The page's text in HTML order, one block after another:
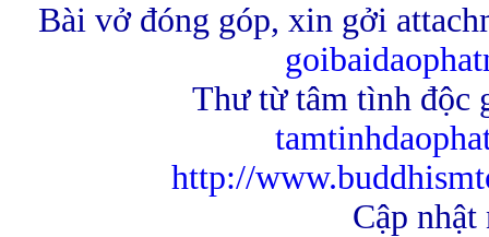
Bài vở đóng góp, xin gởi
Thư từ tâm tình độc
http://
Cập